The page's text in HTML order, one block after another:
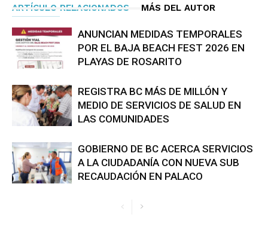
ARTÍCULO RELACIONADOS MÁS DEL AUTOR
ANUNCIAN MEDIDAS TEMPORALES
POR EL BAJA BEACH FEST 2026 EN
PLAYAS DE ROSARITO
REGISTRA BC MÁS DE MILLÓN Y
MEDIO DE SERVICIOS DE SALUD EN
LAS COMUNIDADES
GOBIERNO DE BC ACERCA SERVICIOS
A LA CIUDADANÍA CON NUEVA SUB
RECAUDACIÓN EN PALACO